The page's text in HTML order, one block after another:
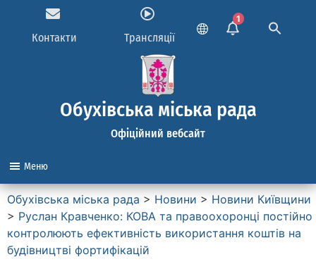
Контакти Трансляції
1
Обухівська міська рада
Офіційний вебсайт
Меню
Обухівська міська рада > Новини > Новини Київщини
> Руслан Кравченко: КОВА та правоохоронці постійно
контролюють ефективність використання коштів на
будівництві фортифікацій